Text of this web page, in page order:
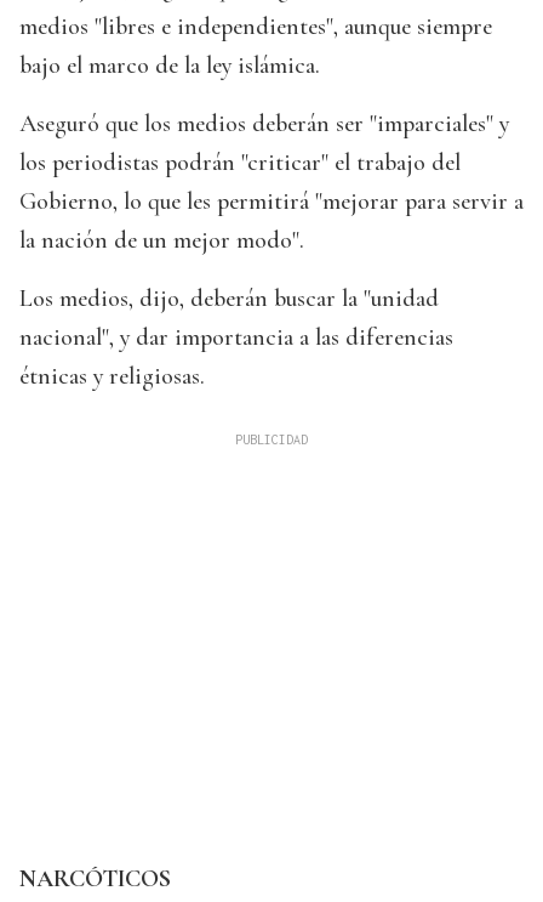
medios "libres e independientes", aunque siempre
bajo el marco de la ley islámica.
Aseguró que los medios deberán ser "imparciales" y
los periodistas podrán "criticar" el trabajo del
Gobierno, lo que les permitirá "mejorar para servir a
la nación de un mejor modo".
Los medios, dijo, deberán buscar la "unidad
nacional", y dar importancia a las diferencias
étnicas y religiosas.
NARCÓTICOS